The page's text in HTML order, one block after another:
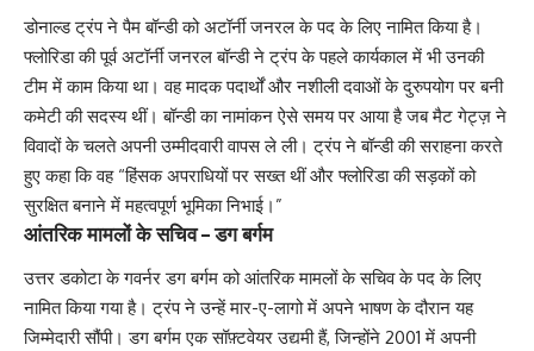
डोनाल्ड ट्रंप ने पैम बॉन्डी को अटॉर्नी जनरल के पद के लिए नामित किया है।
फ्लोरिडा की पूर्व अटॉर्नी जनरल बॉन्डी ने ट्रंप के पहले कार्यकाल में भी उनकी
टीम में काम किया था। वह मादक पदार्थों और नशीली दवाओं के दुरुपयोग पर बनी
कमेटी की सदस्य थीं। बॉन्डी का नामांकन ऐसे समय पर आया है जब मैट गेट्ज़ ने
विवादों के चलते अपनी उम्मीदवारी वापस ले ली। ट्रंप ने बॉन्डी की सराहना करते
हुए कहा कि वह “हिंसक अपराधियों पर सख्त थीं और फ्लोरिडा की सड़कों को
सुरक्षित बनाने में महत्वपूर्ण भूमिका निभाई।”
आंतरिक मामलों के सचिव – डग बर्गम
उत्तर डकोटा के गवर्नर डग बर्गम को आंतरिक मामलों के सचिव के पद के लिए
नामित किया गया है। ट्रंप ने उन्हें मार-ए-लागो में अपने भाषण के दौरान यह
जिम्मेदारी सौंपी। डग बर्गम एक सॉफ़्टवेयर उद्यमी हैं, जिन्होंने 2001 में अपनी